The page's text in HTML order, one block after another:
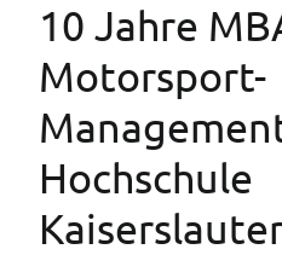
10 Jahre
Motorsport-
Hochschule